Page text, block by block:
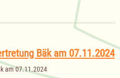
Bäk am 07.11.2024
am 07.11.2024